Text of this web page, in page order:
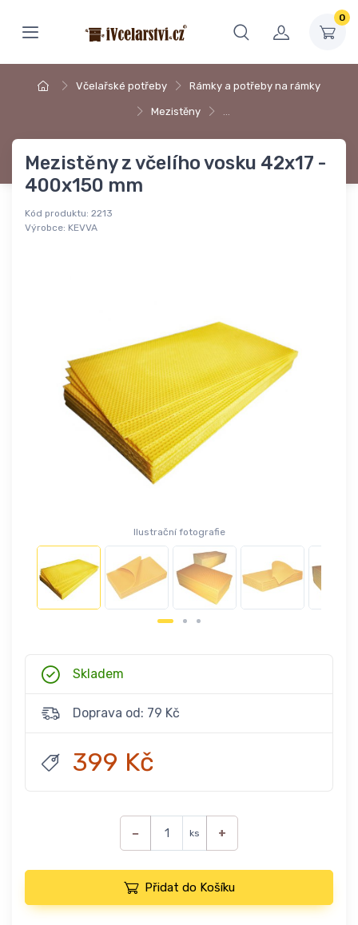
0
Včelařské potřeby Rámky a potřeby na rámky
Mezistěny …
Mezistěny z včelího vosku 42x17 -
400x150 mm
Kód produktu: 2213
Výrobce: KEVVA
Ilustrační fotografie
Skladem
Doprava od: 79 Kč
399 Kč
− ks +
Přidat do Košíku